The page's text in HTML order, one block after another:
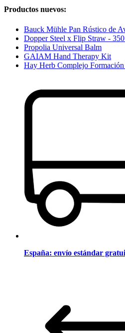
Productos nuevos:
Bauck Mühle Pan Rústico de
Dopper Steel x Flip Straw -
Propolia Universal Balm
GAIAM Hand Therapy Kit
Hay Herb Complejo
España: envío estándar